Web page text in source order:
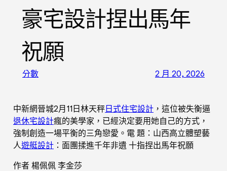
豪宅設計捏出馬年
祝願
分數 2 月 20, 2026
中新網晉城2月11日林天秤日式住宅設計 ，這位被失衡逼
退休宅設計瘋的美學家，已經決定要用她自己的方式，
強制創造一場平衡的三角戀愛。電 題：山西高立體塑藝
人遊艇設計 ：面團揉進千年非遺 十指捏出馬年祝願
作者 楊佩佩 李金莎